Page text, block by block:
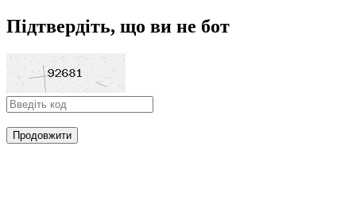
Підтвердіть, що ви не бот
Продовжити